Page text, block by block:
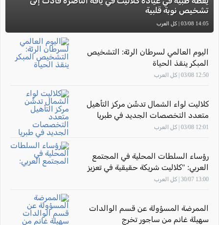
تشخيص نوبة قلبية
14:05 03/08 | كل العرب
اليوم العالمي لسرطان الرئة: التشخيص
المبكر ينقذ الحياة
12:50 03/08 | كل العرب
كلاليت لواء الشمال تدشّن مركز التأهيل
متعدد التخصصات الجديد في طبريا
12:01 03/08 | كل العرب
رؤساء السلطات المحلية في المجتمع
العربي: "كلاليت شريكة حقيقية في تعزيز
صحة أهالينا"
13:00 30/07 | كل العرب
الممرضة المسؤولة عن قسم الوالدات
سهيلة غانم من ساجور تخرج